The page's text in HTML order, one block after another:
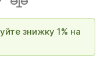
знижку 1% на